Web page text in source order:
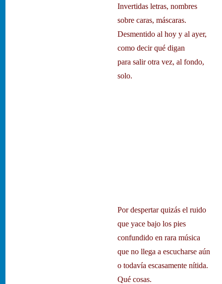
Invertidas letras, nombres
sobre caras, máscaras.
Desmentido al hoy y al ayer,
como decir qué digan
para salir otra vez, al fondo,
solo.
Por despertar quizás el ruido
que yace bajo los pies
confundido en rara música
que no llega a escucharse aún
o todavía escasamente nítida.
Qué cosas.